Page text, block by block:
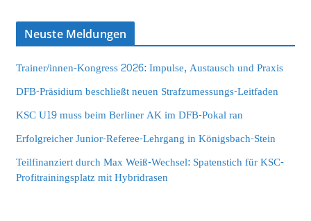
Neuste Meldungen
Trainer/innen-Kongress 2026: Impulse, Austausch und Praxis
DFB-Präsidium beschließt neuen Strafzumessungs-Leitfaden
KSC U19 muss beim Berliner AK im DFB-Pokal ran
Erfolgreicher Junior-Referee-Lehrgang in Königsbach-Stein
Teilfinanziert durch Max Weiß-Wechsel: Spatenstich für KSC-
Profitrainingsplatz mit Hybridrasen